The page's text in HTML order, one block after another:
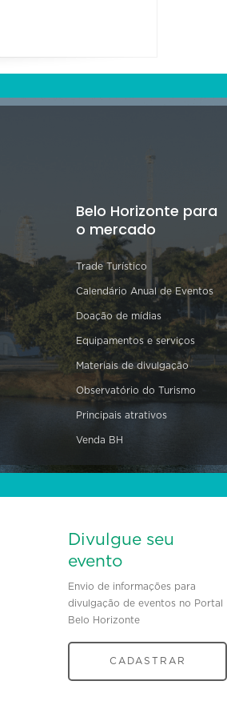
Belo Horizonte para
o mercado
Trade Turístico
Calendário Anual de Eventos
Doação de mídias
Equipamentos e serviços
Materiais de divulgação
Observatório do Turismo
Principais atrativos
Venda BH
Divulgue seu
evento
Envio de informações para
divulgação de eventos no Portal
Belo Horizonte
CADASTRAR